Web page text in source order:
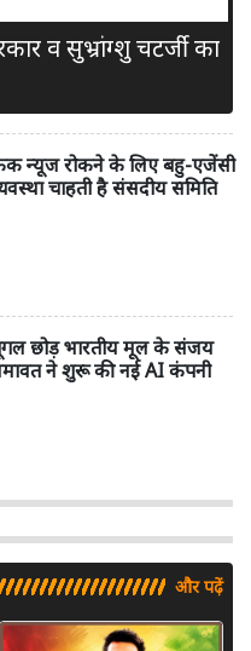
व सुभ्रांग्शु चटर्जी का
न्यूज रोकने के लिए बहु-एजेंसी
चाहती है संसदीय समिति
छोड़ भारतीय मूल के संजय
ने शुरू की नई AI कंपनी
और पढ़ें